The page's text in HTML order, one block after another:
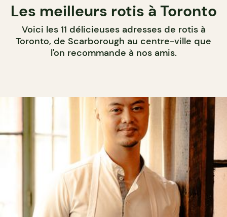
Les meilleurs rotis à Toronto
Voici les 11 délicieuses adresses de rotis à
Toronto, de Scarborough au centre-ville que
l'on recommande à nos amis.